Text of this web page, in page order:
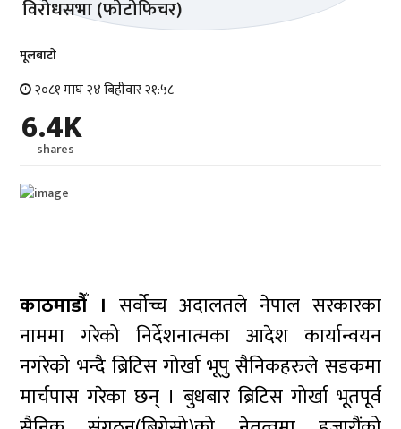
मूलबाटाे
२०८१ माघ २४ बिहीवार २१:५८
6.4K
shares
काठमाडौँ । सर्वोच्च अदालतले नेपाल सरकारका
नाममा गरेको निर्देशनात्मका आदेश कार्यान्वयन
नगरेको भन्दै ब्रिटिस गोर्खा भूपु सैनिकहरुले सडकमा
मार्चपास गरेका छन् । बुधबार ब्रिटिस गोर्खा भूतपूर्व